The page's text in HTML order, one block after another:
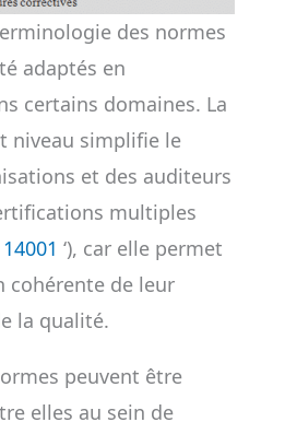
des normes
adaptés en
certains domaines. La
niveau simplifie le
et des auditeurs
multiples
‘), car elle permet
cohérente de leur
la qualité.
peuvent être
elles au sein de